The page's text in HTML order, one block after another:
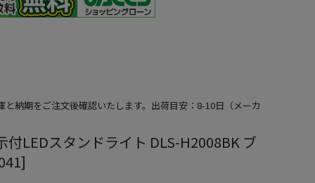
納期をご注文後確認いたします。出荷目安：8-10日（メーカ
LEDスタンドライト DLS-H2008BK ブ